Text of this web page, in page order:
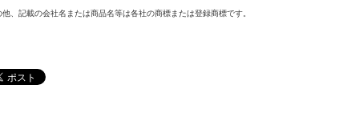
、記載の会社名または商品名等は各社の商標または登録商標です。